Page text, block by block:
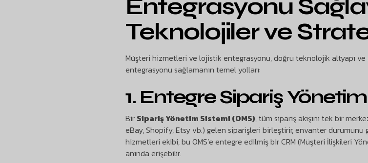
Entegrasyonu
Teknolojiler ve
Müşteri hizmetleri ve lojistik entegrasyonu, doğru teknolojik altyapı
entegrasyonu sağlamanın temel yolları:
1. Entegre Sipariş
Bir Sipariş Yönetim Sistemi (OMS), tüm sipariş akışını tek bir
eBay, Shopify, Etsy vb.) gelen siparişleri birleştirir, envanter
hizmetleri ekibi, bu OMS’e entegre edilmiş bir CRM (Müşteri İlişkileri
anında erişebilir.